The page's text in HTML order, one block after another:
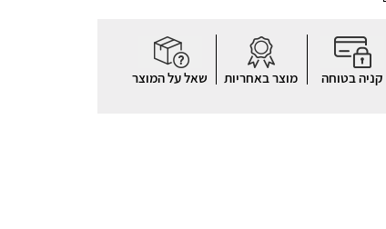
קניה בטוחה מוצר באחריות שאל על המוצר